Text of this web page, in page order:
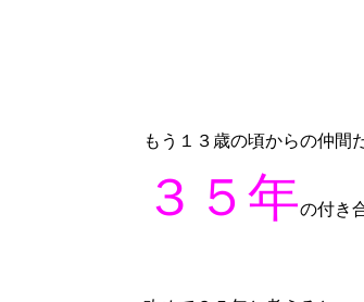
もう１３歳の頃からの仲間
３５年の付き